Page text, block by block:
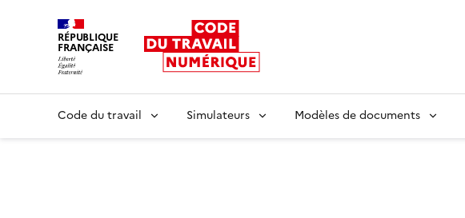
RÉPUBLIQUE
FRANÇAISE
Code du travail Simulateurs Modèles de documents